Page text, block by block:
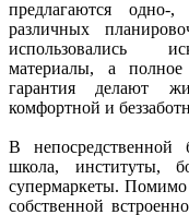
предлагаются
различных
использовались
материалы, а полное
гарантия делают
комфортной и
В непосредственной
школа, институты,
супермаркеты. Помимо
собственной